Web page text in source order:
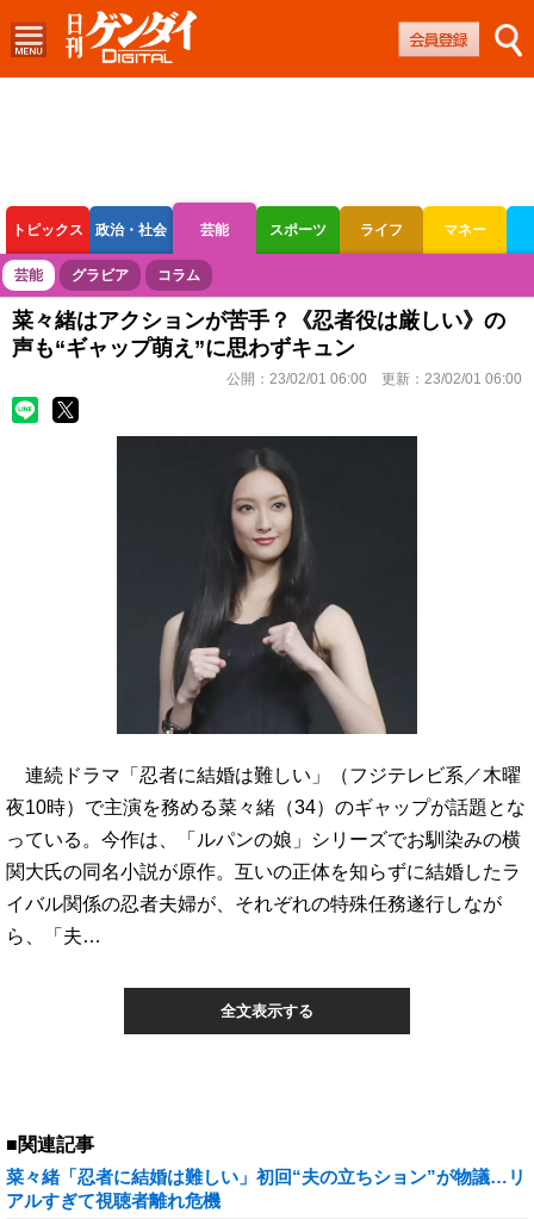
トピックス 政治・社会 芸能 スポーツ ライフ マネー
ボートレース 競輪 オートレース
芸能 グラビア コラム
菜々緒はアクションが苦手？《忍者役は厳しい》の
声も“ギャップ萌え”に思わずキュン
公開： 23/02/01 06:00 更新： 23/02/01 06:00
連続ドラマ「忍者に結婚は難しい」（フジテレビ系／木曜
夜10時）で主演を務める菜々緒（34）のギャップが話題とな
っている。今作は、「ルパンの娘」シリーズでお馴染みの横
関大氏の同名小説が原作。互いの正体を知らずに結婚したラ
イバル関係の忍者夫婦が、それぞれの特殊任務遂行しなが
ら、「夫…
全文表示する
■関連記事
菜々緒「忍者に結婚は難しい」初回“夫の立ちション”が物議…リ
アルすぎて視聴者離れ危機